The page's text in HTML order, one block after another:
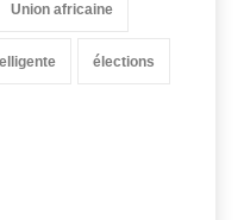
Union africaine
élections